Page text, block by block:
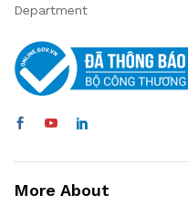
Department
More About